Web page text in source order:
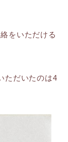
をいただける
ただいたのは4